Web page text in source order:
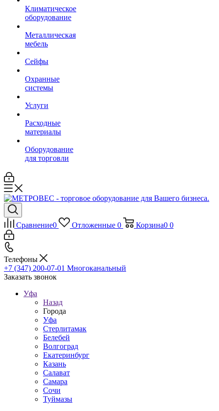
Климатическое
оборудование
Металлическая
мебель
Сейфы
Охранные
системы
Услуги
Расходные
материалы
Оборудование
для торговли
Сравнение0 Отложенные 0 Корзина0 0
Телефоны
+7 (347) 200-07-01 Многоканальный
Заказать звонок
Уфа
Назад
Города
Уфа
Стерлитамак
Белебей
Волгоград
Екатеринбург
Казань
Салават
Самара
Сочи
Туймазы